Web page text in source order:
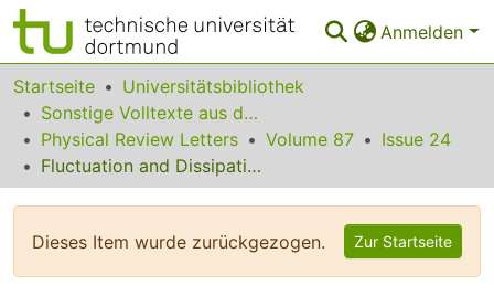
Anmelden
Bereiche & Sammlungen
Das gesamte Repositorium
Statistiken
Startseite
Universitätsbibliothek
Sonstige Volltexte aus dem Bibliotheksangebot
Physical Review Letters
Volume 87
Issue 24
Fluctuation and Dissipation in Liquid-Crystal Electroconvection
Dieses Item wurde zurückgezogen. Zur Startseite